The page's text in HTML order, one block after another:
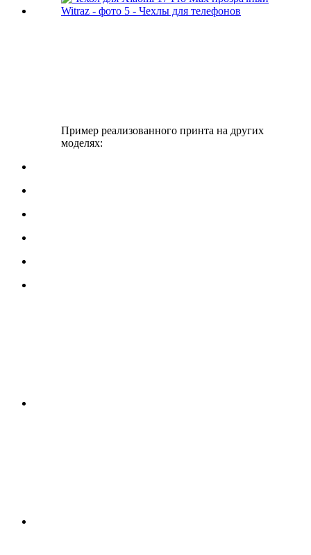
Пример реализованного принта на других
моделях: